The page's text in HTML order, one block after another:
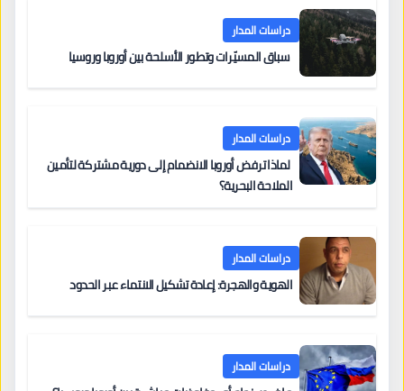
دراسات المدار
سباق المسيّرات وتطور الأسلحة بين أوروبا وروسيا
دراسات المدار
لماذا ترفض أوروبا الانضمام إلى دورية مشتركة لتأمين
الملاحة البحرية؟
دراسات المدار
الهوية والهجرة: إعادة تشكيل الانتماء عبر الحدود
دراسات المدار